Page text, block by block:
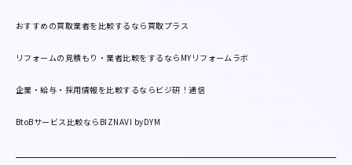
おすすめの買取業者を比較するなら買取プラス
リフォームの見積もり・業者比較をするならMYリフォームラボ
企業・給与・採用情報を比較するならビジ研！通信
BtoBサービス比較ならBIZNAVI byDYM